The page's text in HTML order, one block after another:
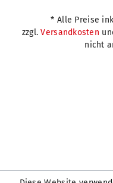
* Alle Preise
zzgl.Versandkosten
nicht